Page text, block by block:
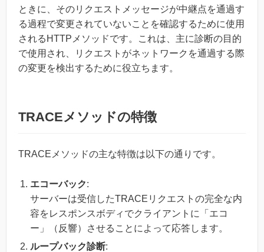
ときに、そのリクエストメッセージが中継点を通過す
る過程で変更されていないことを確認するために使用
されるHTTPメソッドです。これは、主に診断の目的
で使用され、リクエストがネットワークを通過する際
の変更を検出するために役立ちます。
TRACEメソッドの特徴
TRACEメソッドの主な特徴は以下の通りです。
エコーバック:
サーバーは受信したTRACEリクエストの完全な内
容をレスポンスボディでクライアントに「エコ
ー」（反響）させることによって応答します。
ループバック診断: